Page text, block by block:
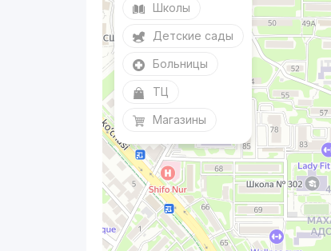
Школы
Детские сады
Больницы
ТЦ
Магазины